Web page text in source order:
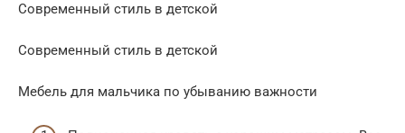
Современный стиль в детской
Современный стиль в детской
Мебель для мальчика по убыванию важности